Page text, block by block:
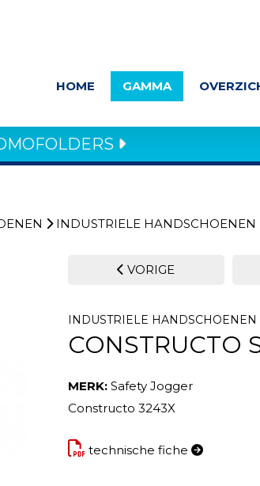
HOME GAMMA
INDUSTRIELE HANDSCHOENEN
VORIGE
INDUSTRIELE HANDSCHOENEN
CONSTRUCTO
MERK: Safety Jogger
Constructo 3243X
technische fiche